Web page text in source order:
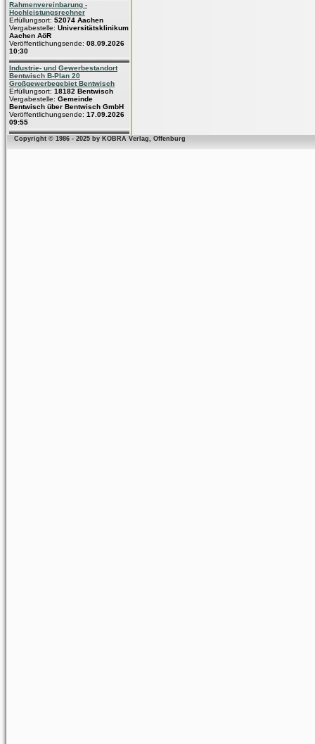
Rahmenvereinbarung -
Hochleistungsrechner
Erfüllungsort: 52074 Aachen
Vergabestelle: Universitätsklinikum
Aachen AöR
Veröffentlichungsende: 08.09.2026
10:30
Industrie- und Gewerbestandort
Bentwisch B-Plan 20
Großgewerbegebiet Bentwisch
Erfüllungsort: 18182 Bentwisch
Vergabestelle: Gemeinde
Bentwisch über Bentwisch GmbH
Veröffentlichungsende: 17.09.2026
09:55
Copyright © 1986 - 2025 by KOBRA Verlag, Offenburg